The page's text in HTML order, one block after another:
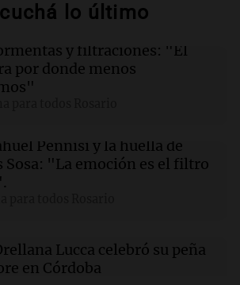
el lanzamiento de funciones
inteligencia artificial en su
solicita a la industria de defensa
en la producción de armas
dulces no disminuye
la salud, según estudio
lo último
y filtraciones: "El
por donde menos
Pennisi y la huella de
Sosa: "La emoción es el filtro
Lucca celebró su peña
en Córdoba